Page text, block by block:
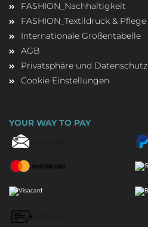
FASHION_Nachhaltigkeit
FASHION_Textildruck & Pflege
Internationale Größentabelle
AGB
Privatsphäre und Datenschutz
Cookie Einstellungen
YOUR WAY TO PAY